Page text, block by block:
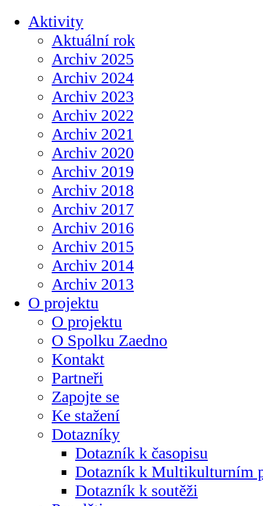
Aktivity
Aktuální rok
Archiv 2025
Archiv 2024
Archiv 2023
Archiv 2022
Archiv 2021
Archiv 2020
Archiv 2019
Archiv 2018
Archiv 2017
Archiv 2016
Archiv 2015
Archiv 2014
Archiv 2013
O projektu
O projektu
O Spolku Zaedno
Kontakt
Partneři
Zapojte se
Ke stažení
Dotazníky
Dotazník k časopisu
Dotazník k Multikulturním
Dotazník k soutěži